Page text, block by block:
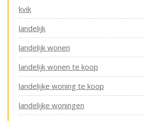
kvik
landelijk
landelijk wonen
landelijk wonen te koop
landelijke woning te koop
landelijke woningen